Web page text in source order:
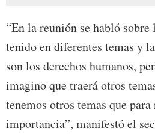
“En la reunión se habló sobre
tenido en diferentes temas y
son los derechos humanos,
imagino que traerá otros
tenemos otros temas que
importancia”, manifestó el